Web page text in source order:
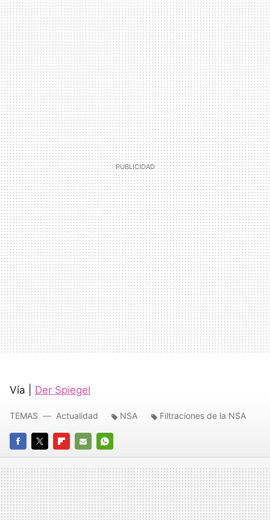
Vía | Der Spiegel
FACEBOOK
TWITTERFLIPBOARD
E-
MAIL
WHATSAPP
TEMAS Actualidad NSA Filtraciones de la NSA